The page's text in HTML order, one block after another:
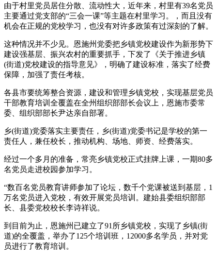
由于村里党员居住分散、流动性大，近年来，村里有39名党员
主要通过党支部的“三会一课”等主题在村里学习。，而且没有
机会在正规的党校学习，也没有对许多政策有过深刻的了解。
这种情况并不少见。恩施州党委把乡镇党校建设作为新形势下
建设强基层、振兴农村的重要抓手，下发了《关于推进乡镇
(街道)党校建设的指导意见》，明确了建设标准，落实了经费
保障，加强了责任考核。
各县市要统筹整合资源，建设和管理乡镇党校，实现基层党员
干部教育培训全覆盖在全州组织部部长会议上，恩施市委常
委、组织部部长尹达亲自部署。
乡(街道)党委落实主要责任，乡(街道)党委书记是学校的第一
责任人，兼任校长，推动机构、场地、师资、经费落实。
经过一个多月的准备，常亮乡镇党校正式挂牌上课，一期80多
名党员走进校园参加学习。
“数百名党员教育讲师参加了论坛，数千个党课被送到基层，1
万名党员进入党校，有效开展党员培训。建始县委组织部部
长、县委党校校长李诗祥说。
到目前为止，恩施州已建立了91所乡镇党校，实现了乡镇(街
道)的全覆盖，举办了125个培训班，12000多名学员，并对党
员进行了教育培训。